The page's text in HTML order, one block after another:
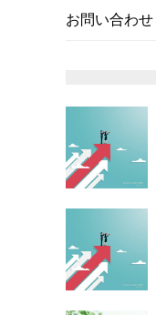
お問い合わせ